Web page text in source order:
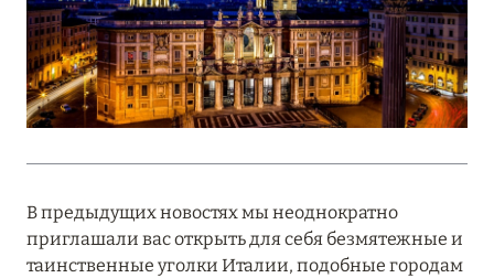
МАНИФЕСТ ЭСТЕТИКИ В САМОМ СЕРДЦЕ
ОКЕАНА
Подробнее
ПРЯМОЙ ПЕРЕЛЁТ
Подробнее
В предыдущих новостях мы неоднократно
приглашали вас открыть для себя безмятежные и
таинственные уголки Италии, подобные городам